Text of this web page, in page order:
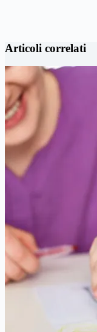
Articoli correlati